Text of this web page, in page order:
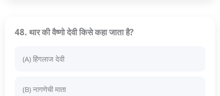
48. थार की वैष्णो देवी किसे कहा जाता है?
(A) हिंगलाज देवी
(B) नागणेची माता